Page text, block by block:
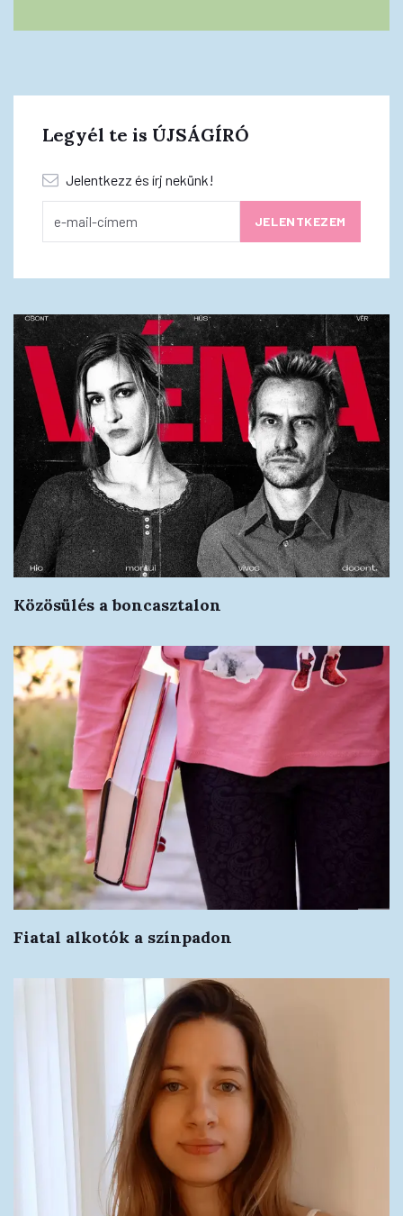
Legyél te is ÚJSÁGÍRÓ
Jelentkezz és írj nekünk!
Közösülés a boncasztalon
Fiatal alkotók a színpadon